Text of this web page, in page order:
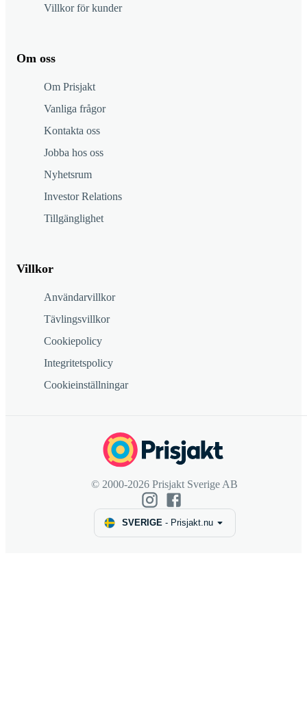
Villkor för kunder
Om oss
Om Prisjakt
Vanliga frågor
Kontakta oss
Jobba hos oss
Nyhetsrum
Investor Relations
Tillgänglighet
Villkor
Användarvillkor
Tävlingsvillkor
Cookiepolicy
Integritetspolicy
Cookieinställningar
© 2000-2026 Prisjakt Sverige AB
SVERIGE- Prisjakt.nu